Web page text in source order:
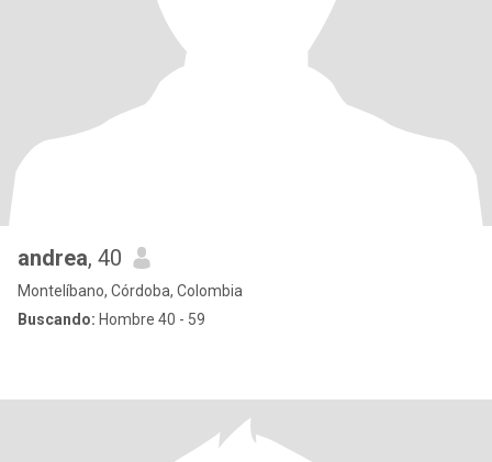
andrea, 40
Montelíbano, Córdoba, Colombia
Buscando: Hombre 40 - 59